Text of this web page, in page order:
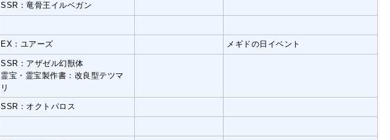
SSR：竜骨王イルベガン
EX：ユアーズ メギドの日イベント
SSR：アザゼル幻獣体
霊宝・霊宝製作書：改良型テツマ
リ
SSR：オクトパロス